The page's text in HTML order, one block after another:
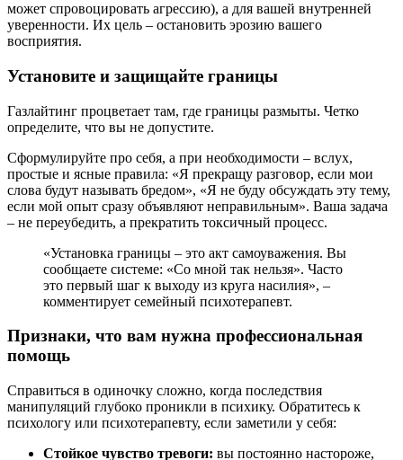
может спровоцировать агрессию), а для вашей внутренней
уверенности. Их цель – остановить эрозию вашего
восприятия.
Установите и защищайте границы
Газлайтинг процветает там, где границы размыты. Четко
определите, что вы не допустите.
Сформулируйте про себя, а при необходимости – вслух,
простые и ясные правила: «Я прекращу разговор, если мои
слова будут называть бредом», «Я не буду обсуждать эту тему,
если мой опыт сразу объявляют неправильным». Ваша задача
– не переубедить, а прекратить токсичный процесс.
«Установка границы – это акт самоуважения. Вы
сообщаете системе: «Со мной так нельзя». Часто
это первый шаг к выходу из круга насилия», –
комментирует семейный психотерапевт.
Признаки, что вам нужна профессиональная
помощь
Справиться в одиночку сложно, когда последствия
манипуляций глубоко проникли в психику. Обратитесь к
психологу или психотерапевту, если заметили у себя:
Стойкое чувство тревоги: вы постоянно настороже,